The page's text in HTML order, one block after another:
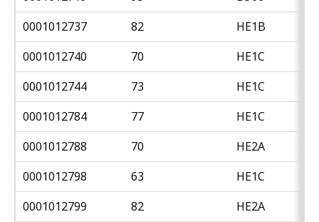
0001012737
82
HE1B
0001012740
70
HE1C
0001012744
73
HE1C
0001012784
77
HE1C
0001012788
70
HE2A
0001012798
63
HE1C
0001012799
82
HE2A